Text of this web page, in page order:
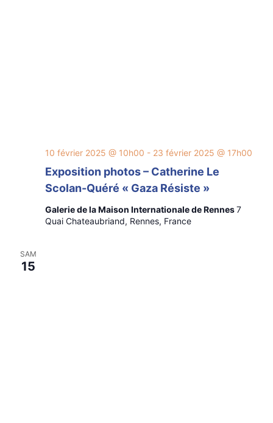
Exposition photos – Catherine Le
Scolan-Quéré « Gaza Résiste »
10 février 2025 @ 10h00 - 23 février 2025 @ 17h00
Galerie de la Maison Internationale de Rennes7
Quai Chateaubriand, Rennes, France
SAM
15